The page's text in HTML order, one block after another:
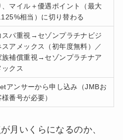
、マイル＋優遇ポイント（最大
相当）に切り替わる
スパ重視→セゾンプラチナビジ
スアメックス（初年度無料）／
族補償重視→セゾンプラチナア
ックス
アンサーから申し込み（JMBお
様番号が必要）
月いくらになるのか、